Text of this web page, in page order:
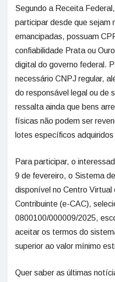
Segundo a Receita
participar desde que sejam
emancipadas, possuam
confiabilidade Prata ou
digital do governo federal.
necessário CNPJ regular,
do responsável legal ou de
ressalta ainda que bens
físicas não podem ser
lotes específicos
Para participar, o
9 de fevereiro, o Sistema
disponível no Centro
Contribuinte (e-CAC),
0800100/000009/2025,
aceitar os termos do
superior ao valor mínimo
Quer saber as últimas